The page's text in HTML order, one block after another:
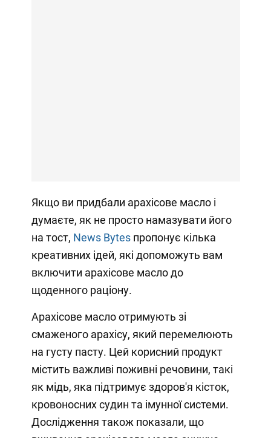
Якщо ви придбали арахісове масло і
думаєте, як не просто намазувати його
на тост, News Bytesпропонує кілька
креативних ідей, які допоможуть вам
включити арахісове масло до
щоденного раціону.
Арахісове масло отримують зі
смаженого арахісу, який перемелюють
на густу пасту. Цей корисний продукт
містить важливі поживні речовини, такі
як мідь, яка підтримує здоров'я кісток,
кровоносних судин та імунної системи.
Дослідження також показали, що